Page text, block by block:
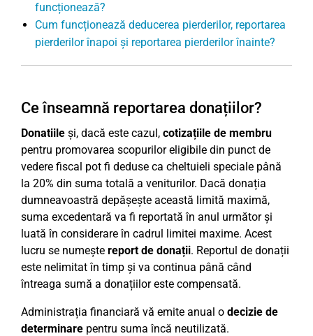
funcționează?
Cum funcționează deducerea pierderilor, reportarea
pierderilor înapoi și reportarea pierderilor înainte?
Ce înseamnă reportarea donațiilor?
Donatiile și, dacă este cazul, cotizațiile de membru
pentru promovarea scopurilor eligibile din punct de
vedere fiscal pot fi deduse ca cheltuieli speciale până
la 20% din suma totală a veniturilor. Dacă donația
dumneavoastră depășește această limită maximă,
suma excedentară va fi reportată în anul următor și
luată în considerare în cadrul limitei maxime. Acest
lucru se numește report de donații. Reportul de donații
este nelimitat în timp și va continua până când
întreaga sumă a donațiilor este compensată.
Administrația financiară vă emite anual o decizie de
determinare pentru suma încă neutilizată.